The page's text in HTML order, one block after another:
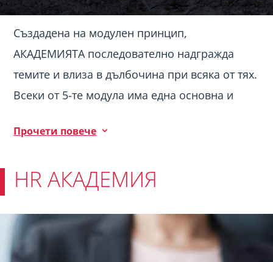
Създадена на модулен принцип,
АКАДЕМИЯТА последователно надгражда
темите и влиза в дълбочина при всяка от тях.
Всеки от 5-те модула има една основна и
изследват и преживяват, водени от опитен
За кого е подходяща?
За развитие както на мениджъри, така и на
тийм лидери и всички хора, които се
Прочети повече 3
HR АКАДЕМИЯ